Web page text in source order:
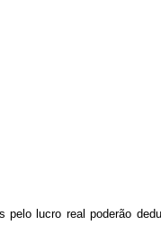
lucro real poderão